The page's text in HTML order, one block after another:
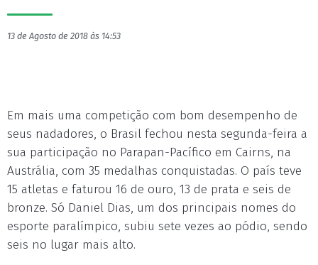
13 de Agosto de 2018 às 14:53
Em mais uma competição com bom desempenho de
seus nadadores, o Brasil fechou nesta segunda-feira a
sua participação no Parapan-Pacífico em Cairns, na
Austrália, com 35 medalhas conquistadas. O país teve
15 atletas e faturou 16 de ouro, 13 de prata e seis de
bronze. Só Daniel Dias, um dos principais nomes do
esporte paralímpico, subiu sete vezes ao pódio, sendo
seis no lugar mais alto.